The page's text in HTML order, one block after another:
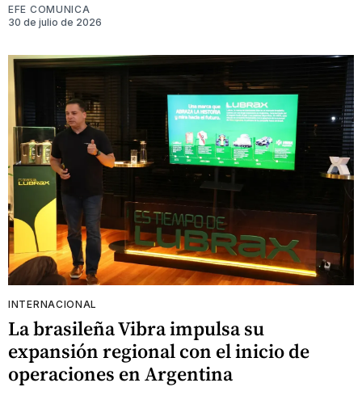
EFE COMUNICA
30 de julio de 2026
INTERNACIONAL
La brasileña Vibra impulsa su
expansión regional con el inicio de
operaciones en Argentina